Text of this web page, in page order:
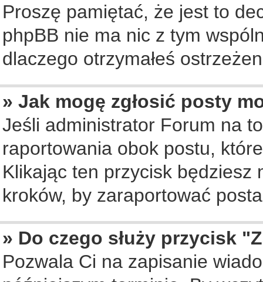
Proszę pamiętać, że jest to
phpBB nie ma nic z tym
dlaczego otrzymałeś
» Jak mogę zgłosić posty
Jeśli administrator Forum na
raportowania obok postu,
Klikając ten przycisk będziesz
kroków, by zaraportować
» Do czego służy przycisk
Pozwala Ci na zapisanie